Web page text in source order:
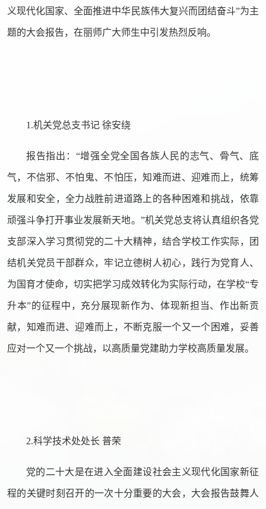
义现代化国家、全面推进中华民族伟大复兴而团结奋斗”为主
题的大会报告，在丽师广大师生中引发热烈反响。
1.机关党总支书记 徐安绕
报告指出：“增强全党全国各族人民的志气、骨气、底
气，不信邪、不怕鬼、不怕压，知难而进、迎难而上，统筹
发展和安全，全力战胜前进道路上的各种困难和挑战，依靠
顽强斗争打开事业发展新天地。”机关党总支将认真组织各党
支部深入学习贯彻党的二十大精神，结合学校工作实际，团
结机关党员干部群众，牢记立德树人初心，践行为党育人、
为国育才使命，切实把学习成效转化为实际行动，在学校“专
升本”的征程中，充分展现新作为、体现新担当、作出新贡
献，知难而进、迎难而上，不断克服一个又一个困难，妥善
应对一个又一个挑战，以高质量党建助力学校高质量发展。
2.科学技术处处长 普荣
党的二十大是在进入全面建设社会主义现代化国家新征
程的关键时刻召开的一次十分重要的大会，大会报告鼓舞人